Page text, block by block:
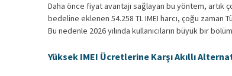
Daha önce fiyat avantajı sağlayan bu yöntem, artık
bedeline eklenen 54.258 TL IMEI harcı, çoğu zaman
Bu nedenle 2026 yılında kullanıcıların büyük bir
Yüksek IMEI Ücretlerine Karşı Akıllı